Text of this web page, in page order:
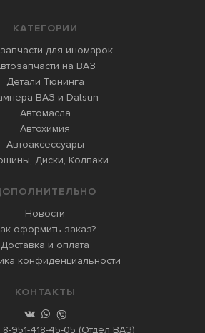
КАТЕГОРИИ
для иномарок
на ВАЗ
Детали Тюнинга
ВАЗ и Datsun
Автомасла
Автохимия
Автоаксессуары
Диски, Колпаки
Новости
оформить заказ?
Доставка и оплата
конфиденциальности
КОНТАКТЫ
8-951-418-45-05 (Отдел ВАЗ)